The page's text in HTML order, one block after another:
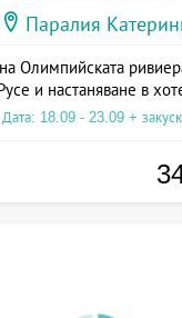
Паралия
Олимпийската
и настаняване в
Дата: 18.09 - 23.09 +